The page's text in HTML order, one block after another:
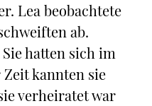
Lea beobachtete
ab.
hatten sich im
kannten sie
verheiratet war